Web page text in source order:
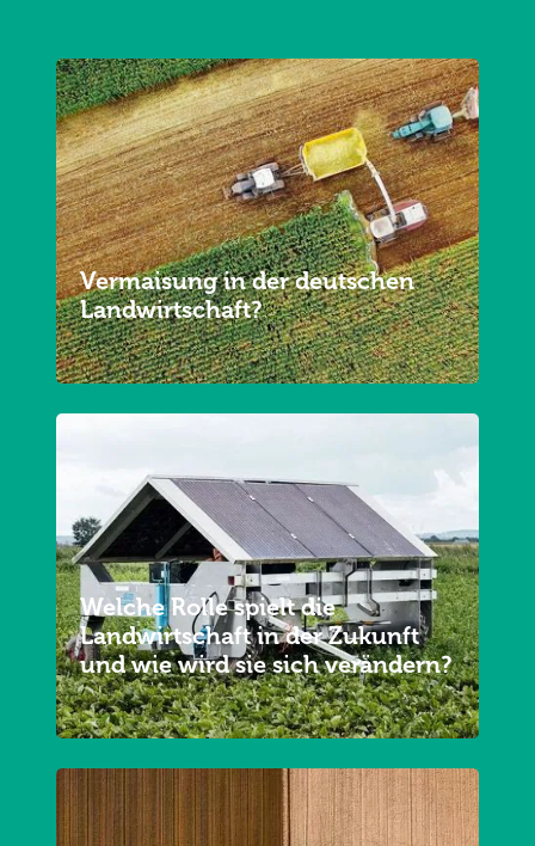
Vermaisung in der deutschen
Landwirtschaft?
Welche Rolle spielt die
Landwirtschaft in der Zukunft
und wie wird sie sich verändern?